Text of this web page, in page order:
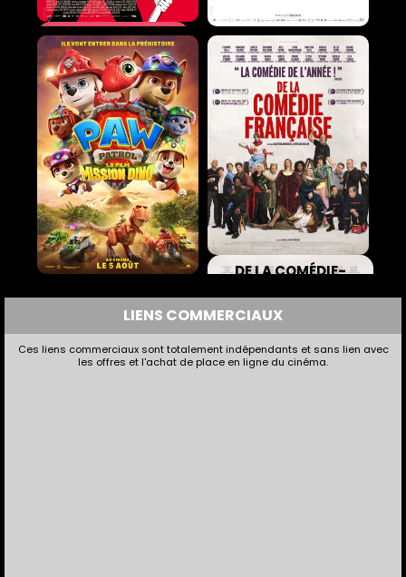
LE HÉROS DE BERLIN
Comédie |01h53
LA BATAILLE DE
GAULLE - PARTIE 2 :
J'ÉCRIS TON NOM
Histoire |02h37
DINO
Animation | 01h28
DE LA COMÉDIE-
Comédie |
LIENS COMMERCIAUX
Ces liens commerciaux sont totalement indépendants et sans lien avec
les offres et l'achat de place en ligne du cinéma.